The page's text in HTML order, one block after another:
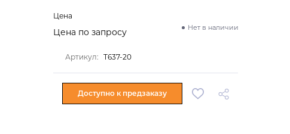
Цена
Нет в наличии
Цена по запросу
Артикул: T637-20
Доступно к предзаказу